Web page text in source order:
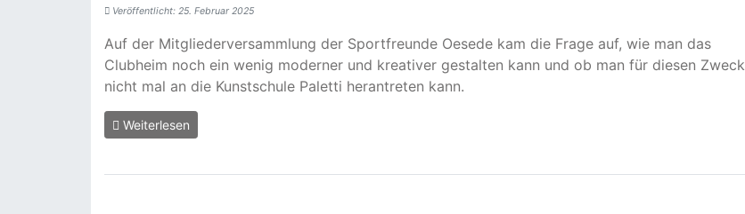
Veröffentlicht: 25. Februar 2025
Auf der Mitgliederversammlung der Sportfreunde Oesede kam die Frage auf, wie man das
Clubheim noch ein wenig moderner und kreativer gestalten kann und ob man für diesen Zweck
nicht mal an die Kunstschule Paletti herantreten kann.
Weiterlesen